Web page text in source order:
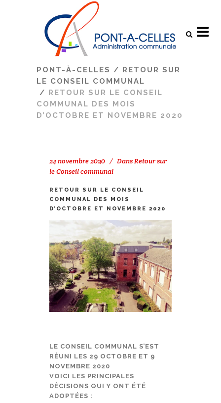
PONT-À-CELLES / RETOUR SUR
LE CONSEIL COMMUNAL
/ RETOUR SUR LE CONSEIL
COMMUNAL DES MOIS
D’OCTOBRE ET NOVEMBRE 2020
24 novembre 2020 DansRetour sur
le Conseil communal
RETOUR SUR LE CONSEIL
COMMUNAL DES MOIS
D’OCTOBRE ET NOVEMBRE 2020
LE CONSEIL COMMUNAL S’EST
RÉUNI LES 29 OCTOBRE ET 9
NOVEMBRE 2020
VOICI LES PRINCIPALES
DÉCISIONS QUI Y ONT ÉTÉ
ADOPTÉES :